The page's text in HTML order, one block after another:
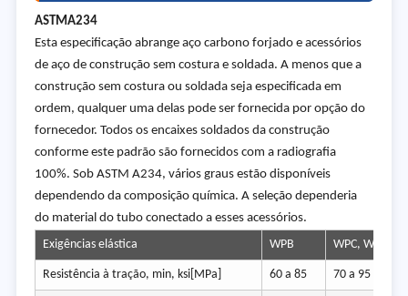
ASTMA234
Esta especificação abrange aço carbono forjado e acessórios
de aço de construção sem costura e soldada. A menos que a
construção sem costura ou soldada seja especificada em
ordem, qualquer uma delas pode ser fornecida por opção do
fornecedor. Todos os encaixes soldados da construção
conforme este padrão são fornecidos com a radiografia
100%. Sob ASTM A234, vários graus estão disponíveis
dependendo da composição química. A seleção dependeria
do material do tubo conectado a esses acessórios.
Exigências elástica
WPB WPC,
Resistência à tração, min, ksi[MPa] 60 a 85 70 a 95